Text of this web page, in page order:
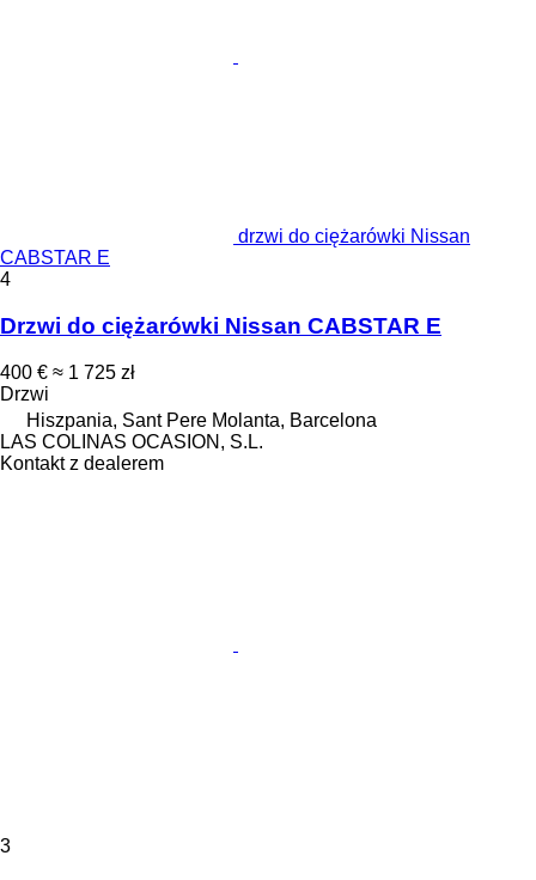
drzwi do ciężarówki Nissan
CABSTAR E
4
Drzwi do ciężarówki Nissan CABSTAR E
400 € ≈ 1 725 zł
Drzwi
Hiszpania, Sant Pere Molanta, Barcelona
LAS COLINAS OCASION, S.L.
Kontakt z dealerem
3